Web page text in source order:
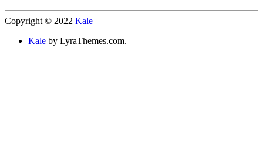
Copyright © 2022 Kale
Kale by LyraThemes.com.